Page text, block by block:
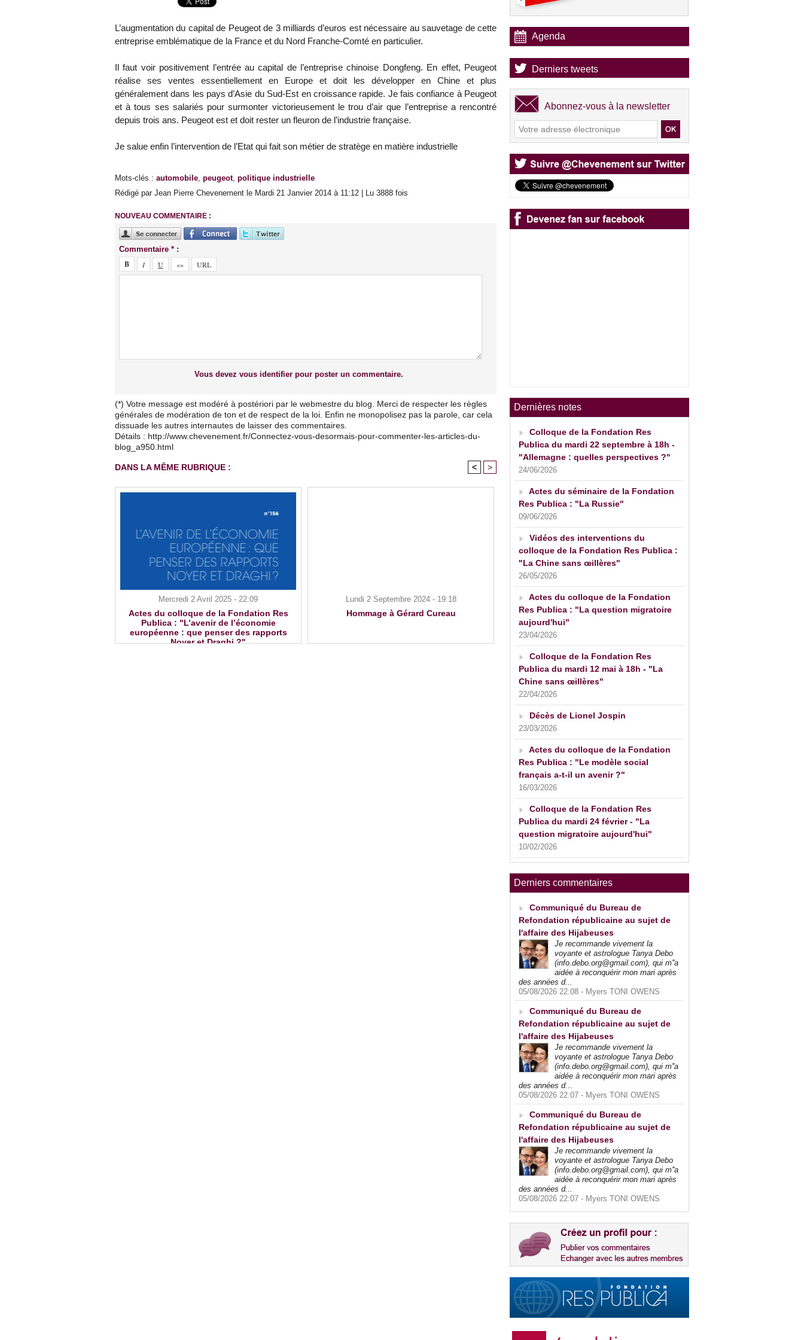
L’augmentation du capital de Peugeot de 3 milliards d’euros est nécessaire au sauvetage de cette
entreprise emblématique de la France et du Nord Franche-Comté en particulier.
Il faut voir positivement l’entrée au capital de l’entreprise chinoise Dongfeng. En effet, Peugeot
réalise ses ventes essentiellement en Europe et doit les développer en Chine et plus
généralement dans les pays d’Asie du Sud-Est en croissance rapide. Je fais confiance à Peugeot
et à tous ses salariés pour surmonter victorieusement le trou d’air que l’entreprise a rencontré
depuis trois ans. Peugeot est et doit rester un fleuron de l’industrie française.
Je salue enfin l’intervention de l’Etat qui fait son métier de stratège en matière industrielle
Mots-clés : automobile, peugeot, politique industrielle
Rédigé par Jean Pierre Chevenement le Mardi 21 Janvier 2014 à 11:12 | Lu 3888 fois
NOUVEAU COMMENTAIRE :
Commentaire * :
Vous devez vous identifier pour poster un commentaire.
(*) Votre message est modéré à postériori par le webmestre du blog. Merci de respecter les règles
générales de modération de ton et de respect de la loi. Enfin ne monopolisez pas la parole, car cela
dissuade les autres internautes de laisser des commentaires.
Détails : http://www.chevenement.fr/Connectez-vous-desormais-pour-commenter-les-articles-du-
blog_a950.html
DANS LA MÊME RUBRIQUE : < >
Mercredi 2 Avril 2025 - 22:09
Actes du colloque de la Fondation Res
Publica : "L’avenir de l’économie
européenne : que penser des rapports
Noyer et Draghi ?"
Lundi 2 Septembre 2024 - 19:18
Hommage à Gérard Cureau
Agenda
Derniers tweets
Abonnez-vous à la newsletter
Dernières notes
Colloque de la Fondation Res
Publica du mardi 22 septembre à 18h -
"Allemagne : quelles perspectives ?"
24/06/2026
Actes du séminaire de la Fondation
Res Publica : "La Russie"
09/06/2026
Vidéos des interventions du
colloque de la Fondation Res Publica :
"La Chine sans œillères"
26/05/2026
Actes du colloque de la Fondation
Res Publica : "La question migratoire
aujourd'hui"
23/04/2026
Colloque de la Fondation Res
Publica du mardi 12 mai à 18h - "La
Chine sans œillères"
22/04/2026
Décès de Lionel Jospin
23/03/2026
Actes du colloque de la Fondation
Res Publica : "Le modèle social
français a-t-il un avenir ?"
16/03/2026
Colloque de la Fondation Res
Publica du mardi 24 février - "La
question migratoire aujourd'hui"
10/02/2026
Derniers commentaires
Communiqué du Bureau de
Refondation républicaine au sujet de
l'affaire des Hijabeuses
Je recommande vivement la
voyante et astrologue Tanya Debo
(info.debo.org@gmail.com), qui m''a
aidée à reconquérir mon mari après
des années d...
05/08/2026 22:08 - Myers TONI OWENS
Communiqué du Bureau de
Refondation républicaine au sujet de
l'affaire des Hijabeuses
Je recommande vivement la
voyante et astrologue Tanya Debo
(info.debo.org@gmail.com), qui m''a
aidée à reconquérir mon mari après
des années d...
05/08/2026 22:07 - Myers TONI OWENS
Communiqué du Bureau de
Refondation républicaine au sujet de
l'affaire des Hijabeuses
Je recommande vivement la
voyante et astrologue Tanya Debo
(info.debo.org@gmail.com), qui m''a
aidée à reconquérir mon mari après
des années d...
05/08/2026 22:07 - Myers TONI OWENS